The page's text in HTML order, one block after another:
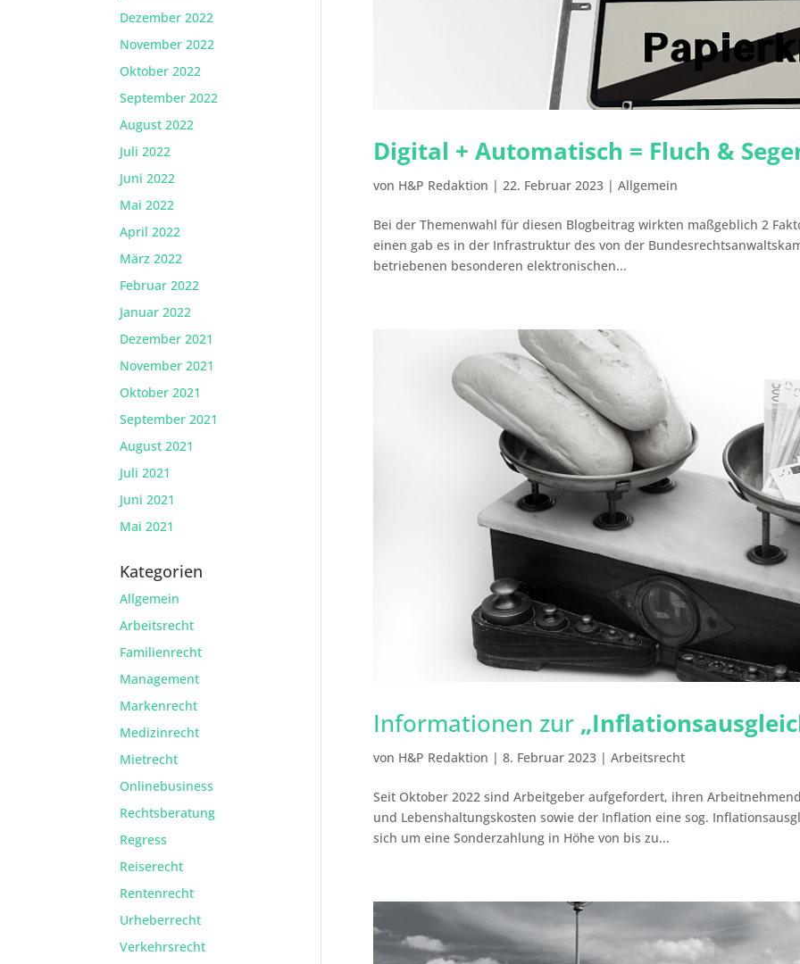
Digital + Automatisch = Fluch &
von H&P Redaktion | 22. Februar 2023| Allgemein
Bei der Themenwahl für diesen Blogbeitrag wirkten maßgeblich 2
einen gab es in der Infrastruktur des von der
betriebenen besonderen elektronischen...
Informationen zur
von H&P Redaktion | 8. Februar 2023| Arbeitsrecht
Seit Oktober 2022 sind Arbeitgeber aufgefordert, ihren
und Lebenshaltungskosten sowie der Inflation eine sog.
sich um eine Sonderzahlung in Höhe von bis zu...
Dezember 2022
November 2022
Oktober 2022
September 2022
August 2022
Juli 2022
Juni 2022
Mai 2022
April 2022
März 2022
Februar 2022
Januar 2022
Dezember 2021
November 2021
Oktober 2021
September 2021
August 2021
Juli 2021
Juni 2021
Mai 2021
Kategorien
Allgemein
Arbeitsrecht
Familienrecht
Management
Markenrecht
Medizinrecht
Mietrecht
Onlinebusiness
Rechtsberatung
Regress
Reiserecht
Rentenrecht
Urheberrecht
Verkehrsrecht